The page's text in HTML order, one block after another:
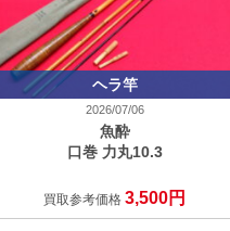
ヘラ竿
2026/07/06
魚酔
口巻 力丸10.3
買取参考価格3,500円